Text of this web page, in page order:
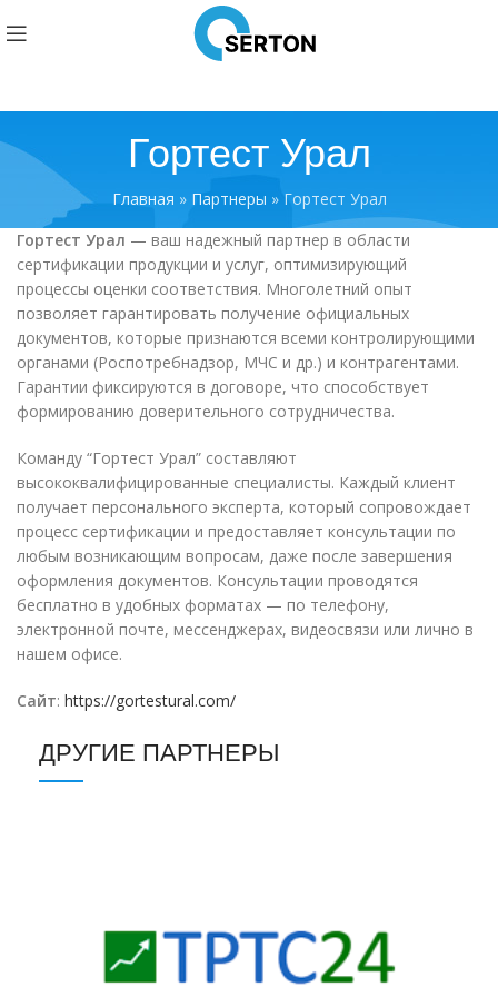
Гортест Урал
Главная » Партнеры » Гортест Урал
Гортест Урал — ваш надежный партнер в области
сертификации продукции и услуг, оптимизирующий
процессы оценки соответствия. Многолетний опыт
позволяет гарантировать получение официальных
документов, которые признаются всеми контролирующими
органами (Роспотребнадзор, МЧС и др.) и контрагентами.
Гарантии фиксируются в договоре, что способствует
формированию доверительного сотрудничества.
Команду “Гортест Урал” составляют
высококвалифицированные специалисты. Каждый клиент
получает персонального эксперта, который сопровождает
процесс сертификации и предоставляет консультации по
любым возникающим вопросам, даже после завершения
оформления документов. Консультации проводятся
бесплатно в удобных форматах — по телефону,
электронной почте, мессенджерах, видеосвязи или лично в
нашем офисе.
Сайт: https://gortestural.com/
ДРУГИЕ ПАРТНЕРЫ